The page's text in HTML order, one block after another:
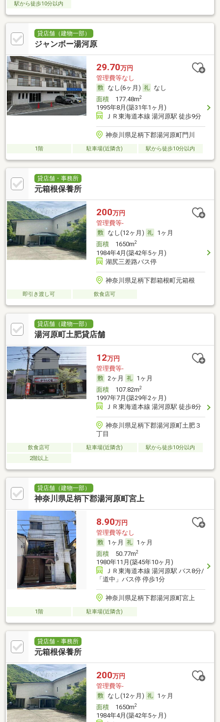
駅から徒歩10分以内
貸店舗（建物一部）
ジャンボー湯河原
29.70万円
管理費等なし
なし(6ヶ月)
なし
面積177.48m2
1995年8月(築31年1ヶ月)
ＪＲ東海道本線 湯河原駅 徒歩9分
神奈川県足柄下郡湯河原町門川
1階 駐車場(近隣含) 駅から徒歩10分以内
貸店舗・事務所
元箱根保養所
200万円
管理費等-
なし(12ヶ月)
1ヶ月
面積1650m2
1984年4月(築42年5ヶ月)
湖尻三差路バス停
神奈川県足柄下郡箱根町元箱根
即引き渡し可 飲食店可
貸店舗（建物一部）
湯河原町土肥貸店舗
12万円
管理費等-
2ヶ月
1ヶ月
面積107.82m2
1997年7月(築29年2ヶ月)
ＪＲ東海道本線 湯河原駅 徒歩8分
神奈川県足柄下郡湯河原町土肥３
丁目
飲食店可 駐車場(近隣含)
駅から徒歩10分以内
2階以上
貸店舗（建物一部）
神奈川県足柄下郡湯河原町宮上
8.90万円
管理費等なし
1ヶ月
1ヶ月
面積50.77m2
1980年11月(築45年10ヶ月)
ＪＲ東海道本線 湯河原駅 バス8分/
「道中」バス停 停歩1分
神奈川県足柄下郡湯河原町宮上
1階 駐車場(近隣含)
貸店舗・事務所
元箱根保養所
200万円
管理費等-
なし(12ヶ月)
1ヶ月
面積1650m2
1984年4月(築42年5ヶ月)